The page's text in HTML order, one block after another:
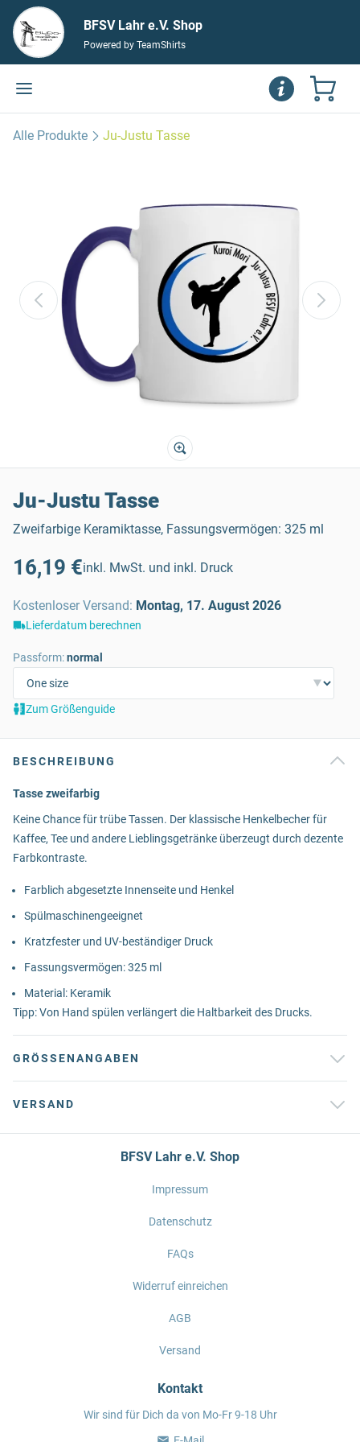
BFSV Lahr e.V. Shop
Powered by TeamShirts
Alle Produkte Ju-Justu Tasse
Ju-Justu Tasse
Zweifarbige Keramiktasse, Fassungsvermögen: 325 ml
16,19 €inkl. MwSt. und inkl. Druck
Kostenloser Versand: Montag, 17. August 2026
Lieferdatum berechnen
Passform:normal
Zum Größenguide
BESCHREIBUNG
Tasse zweifarbig
Keine Chance für trübe Tassen. Der klassische Henkelbecher für
Kaffee, Tee und andere Lieblingsgetränke überzeugt durch dezente
Farbkontraste.
Farblich abgesetzte Innenseite und Henkel
Spülmaschinengeeignet
Kratzfester und UV-beständiger Druck
Fassungsvermögen: 325 ml
Material: Keramik
Tipp: Von Hand spülen verlängert die Haltbarkeit des Drucks.
GRÖSSENANGABEN
VERSAND
BFSV Lahr e.V. Shop
Impressum
Datenschutz
FAQs
Widerruf einreichen
AGB
Versand
Kontakt
Wir sind für Dich da von Mo-Fr 9-18 Uhr